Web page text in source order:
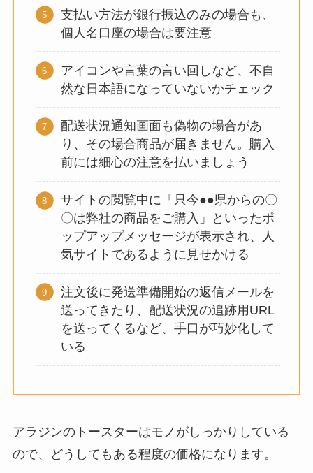
支払い方法が銀行振込のみの場合も、
個人名口座の場合は要注意
アイコンや言葉の言い回しなど、不自
然な日本語になっていないかチェック
配送状況通知画面も偽物の場合があ
り、その場合商品が届きません。購入
前には細心の注意を払いましょう
サイトの閲覧中に「只今●●県からの〇
〇は弊社の商品をご購入」といったポ
ップアップメッセージが表示され、人
気サイトであるように見せかける
注文後に発送準備開始の返信メールを
送ってきたり、配送状況の追跡用URL
を送ってくるなど、手口が巧妙化して
いる
アラジンのトースターはモノがしっかりしている
ので、どうしてもある程度の価格になります。